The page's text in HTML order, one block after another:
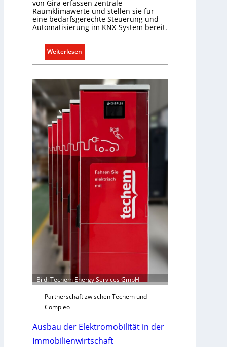
i
t
S
t
m
.
von Gira erfassen zentrale
Raumklimawerte und stellen sie für
eine bedarfsgerechte Steuerung und
Automatisierung im KNX-System bereit.
Weiterlesen
R
u
m
a
b
s
c
h
t
f
a
Bild: Techem Energy Services GmbH
Partnerschaft zwischen Techem und
Compleo
Ausbau der Elektromobilität in der
Immobilienwirtschaft